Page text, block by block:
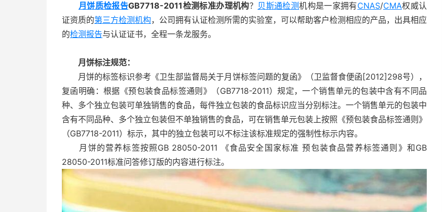
月饼质检报告GB7718-2011检测标准办理机构？ 贝斯通检测机构是一家拥有CNAS/CMA权威认
证资质的第三方检测机构，公司拥有认证检测所需的实验室，可以帮助客户检测相应的产品，出具相应
的检测报告与认证证书，全程一条龙服务。
月饼标注规范：
月饼的标签标识参考《卫生部监督局关于月饼标签问题的复函》（卫监督食便函[2012]298号），
复函明确：根据《预包装食品标签通则》（GB7718-2011）规定，一个销售单元的包装中含有不同品
种、多个独立包装可单独销售的食品，每件独立包装的食品标识应当分别标注。一个销售单元的包装中
含有不同品种、多个独立包装但不单独销售的食品，可在销售单元包装上按照《预包装食品标签通则》
（GB7718-2011）标示，其中的独立包装可以不标注该标准规定的强制性标示内容。
月饼的营养标签按照GB 28050-2011 《食品安全国家标准 预包装食品营养标签通则》和GB
28050-2011标准问答修订版的内容进行标注。